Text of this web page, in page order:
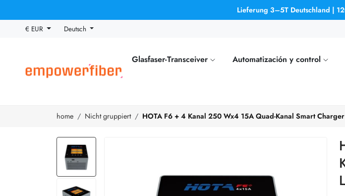
Lieferung 3–5T Deutschland |
€ EUR
Deutsch
Glasfaser-Transceiver Automatización y control
home Nicht gruppiert HOTA F6 + 4 Kanal 250 Wx4 15A Quad-Kanal Smart